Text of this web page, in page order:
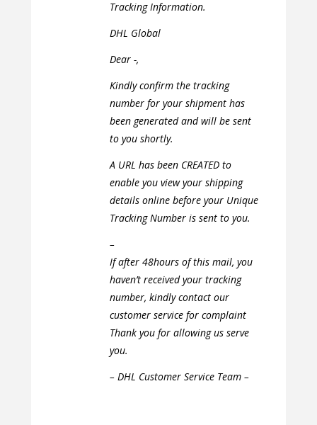
Tracking Information.
DHL Global
Dear -,
Kindly confirm the tracking
number for your shipment has
been generated and will be sent
to you shortly.
A URL has been CREATED to
enable you view your shipping
details online before your Unique
Tracking Number is sent to you.
–
If after 48hours of this mail, you
haven’t received your tracking
number, kindly contact our
customer service for complaint
Thank you for allowing us serve
you.
– DHL Customer Service Team –